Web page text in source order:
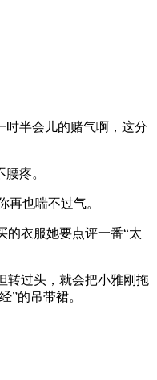
时半会儿的赌气啊，这分
疼。
也喘不过气。
的衣服她要点评一番“太
转过头，就会把小雅刚拖
”的吊带裙。